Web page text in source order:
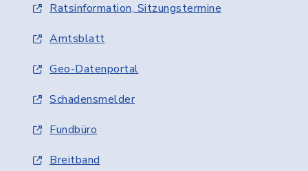
Ratsinformation, Sitzungstermine
Amtsblatt
Geo-Datenportal
Schadensmelder
Fundbüro
Breitband